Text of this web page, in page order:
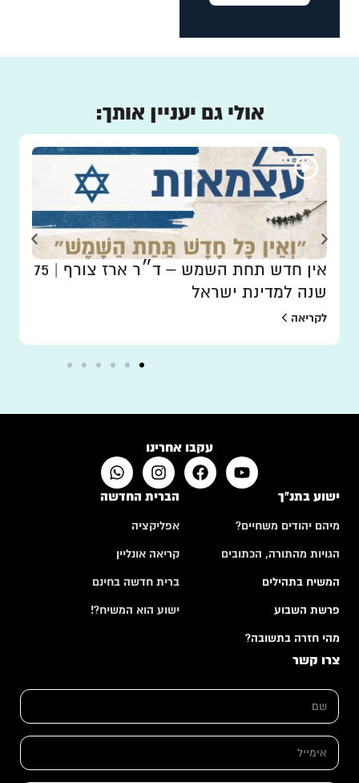
אולי גם יעניין אותך:
אין חדש תחת השמש – ד״ר ארז צורף | 75
שנה למדינת ישראל
לקריאה
עקבו אחרינו
ישוע בתנ"ך
מיהם יהודים משחיים?
הגויות מהתורה, הכתובים
המשיח בתהילים
פרשת השבוע
מהי חזרה בתשובה?
הברית החדשה
אפליקציה
קריאה אונליין
ברית חדשה בחינם
ישוע הוא המשיח?!
צרו קשר
ע
ת
ע
ש
*
א
מ